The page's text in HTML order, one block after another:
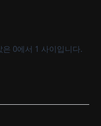
0에서 1 사이입니다.